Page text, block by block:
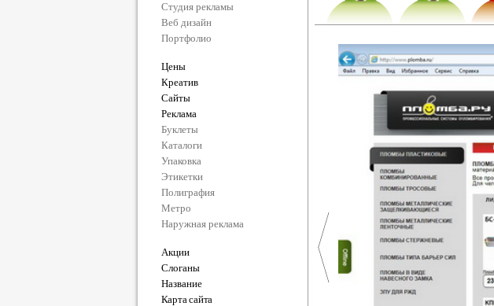
Студия рекламы
Веб дизайн
Портфолио
Цены
Креатив
Сайты
Реклама
Буклеты
Каталоги
Упаковка
Этикетки
Полиграфия
Метро
Наружная реклама
Акции
Слоганы
Название
Карта сайта